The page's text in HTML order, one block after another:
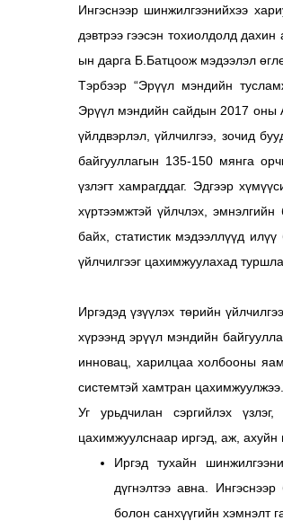
Ингэснээр шинжилгээнийхээ
дэвтрээ гээсэн тохиолдолд
ын дарга Б.Батцоож мэдээлэл
Тэрбээр “Эрүүл мэндийн
Эрүүл мэндийн сайдын 2017 оны
үйлдвэрлэл, үйлчилгээ, зочид
байгууллагын 135-150 мянга
үзлэгт хамрагддаг. Эдгээр
хүртээмжтэй үйлчлэх,
байх, статистик мэдээллүүд
үйлчилгээг цахимжуулахад
Иргэдэд үзүүлэх төрийн
хүрээнд эрүүл мэндийн
инновац, харилцаа холбооны
системтэй хамтран цахимжуулжээ.
Уг урьдчилан сэргийлэх
цахимжуулснаар иргэд, аж, ахуйн
Иргэд тухайн
дүгнэлтээ авна.
болон санхүүгийн хэмнэлт